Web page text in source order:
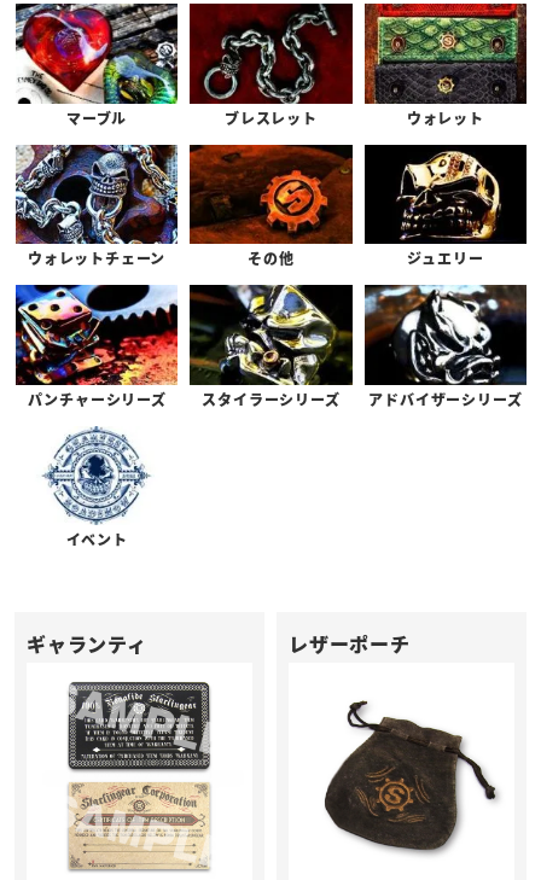
マーブル ブレスレット ウォレット
ウォレットチェーン その他 ジュエリー
パンチャーシリーズ スタイラーシリーズ アドバイザーシリーズ
イベント
ギャランティ レザーポーチ